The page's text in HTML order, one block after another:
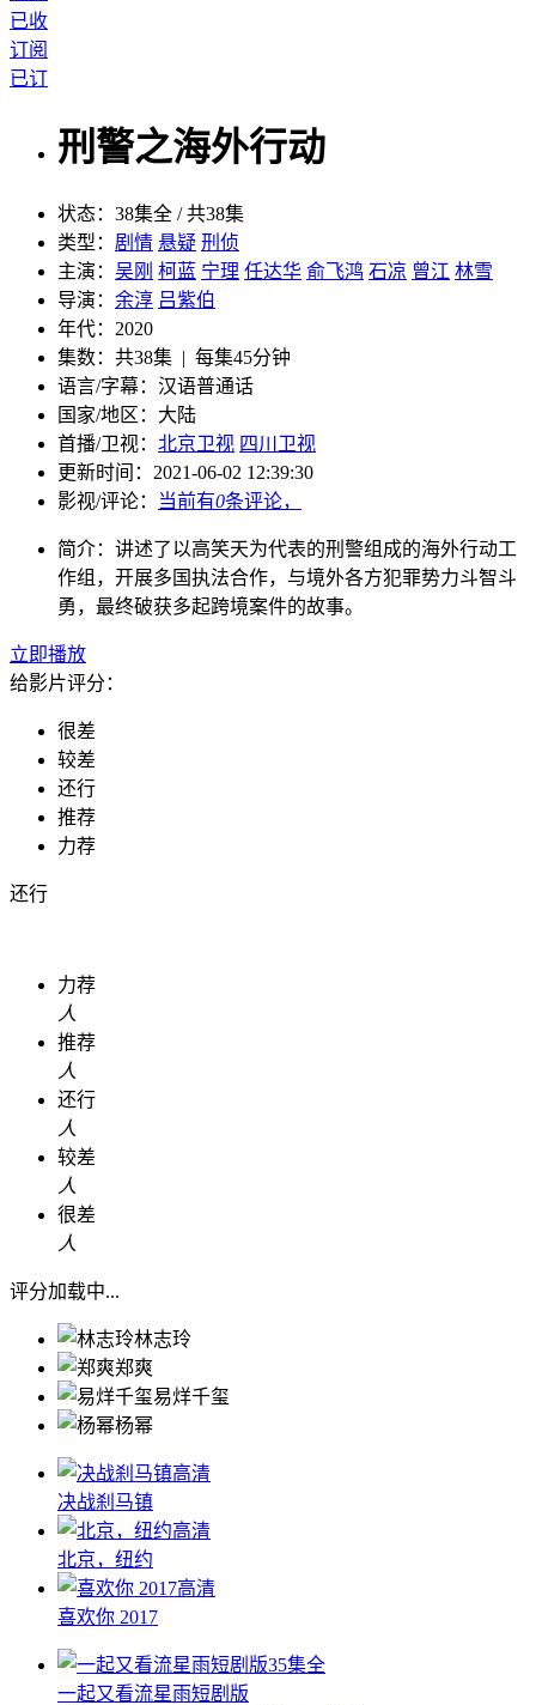
已收
订阅
已订
刑警之海外行动
状态： 38集全 / 共38集
类型： 剧情 悬疑 刑侦
主演： 吴刚 柯蓝 宁理 任达华 俞飞鸿 石凉 曾江 林雪
导演： 余淳 吕紫伯
年代： 2020
集数： 共38集 | 每集45分钟
语言/字幕： 汉语普通话
国家/地区： 大陆
首播/卫视： 北京卫视 四川卫视
更新时间： 2021-06-02 12:39:30
影视/评论：
当前有0条评论，
简介： 讲述了以高笑天为代表的刑警组成的海外行动工
作组，开展多国执法合作，与境外各方犯罪势力斗智斗
勇，最终破获多起跨境案件的故事。
立即播放
给影片评分：
很差
较差
还行
推荐
力荐
还行
力荐
人
推荐
人
还行
人
较差
人
很差
人
评分加载中...
林志玲
郑爽
易烊千玺
杨幂
高清
决战刹马镇
高清
北京，纽约
高清
喜欢你 2017
35集全
一起又看流星雨短剧版